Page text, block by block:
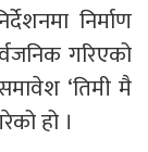
निर्माण
गरिएको
‘तिमी मै
हो ।